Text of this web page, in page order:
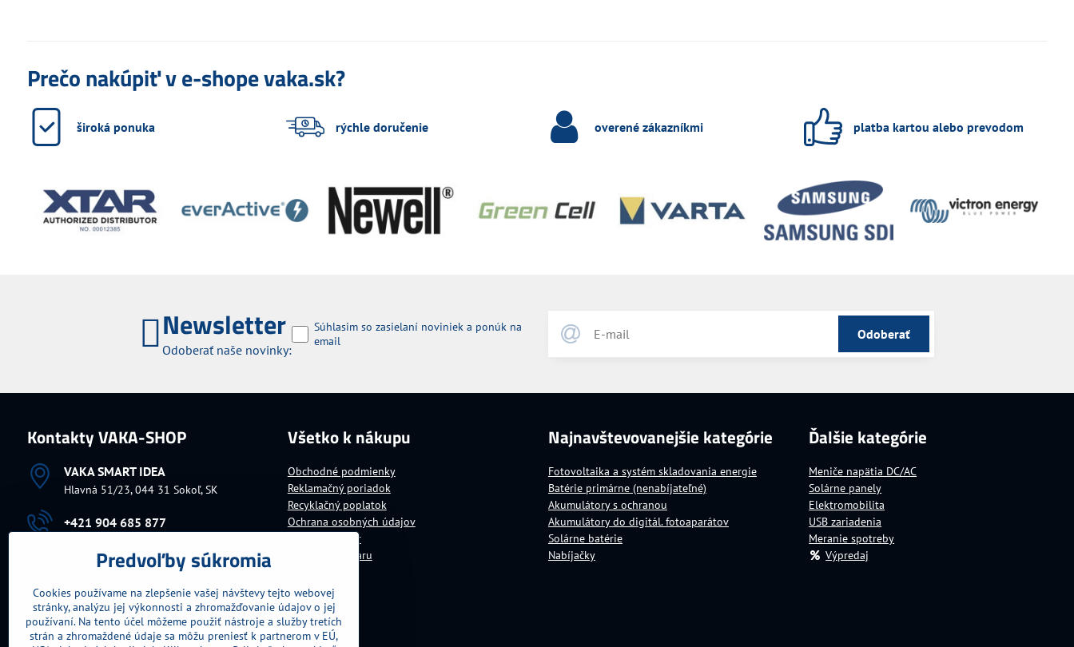
Prečo nakúpiť v e-shope vaka.sk?
široká ponuka rýchle doručenie overené zákazníkmi platba kartou alebo prevodom
Newsletter
Odoberať naše novinky:
Odoberať
Súhlasim so zasielaní noviniek a ponúk na
email
Kontakty VAKA-SHOP
VAKA SMART IDEA
Hlavná 51/23, 044 31 Sokoľ, SK
+421 904 685 877
vaka​@vaka​.sk
Fakturačné údaje
IČO:10699104DIČ:1030726543
IČ DPH:SK1030726543
Všetko k nákupu
Obchodné podmienky
Reklamačný poriadok
Recyklačný poplatok
Ochrana osobných údajov
Platba za tovar
Doručenie tovaru
Najnavštevovanejšie kategórie
Fotovoltaika a systém skladovania energie
Batérie primárne (nenabíjateľné)
Akumulátory s ochranou
Akumulátory do digitál. fotoaparátov
Solárne batérie
Nabíjačky
Ďalšie kategórie
Meniče napätia DC/AC
Solárne panely
Elektromobilita
USB zariadenia
Meranie spotreby
Výpredaj
Predvoľby súkromia
Cookies používame na zlepšenie vašej návštevy tejto webovej
stránky, analýzu jej výkonnosti a zhromažďovanie údajov o jej
používaní. Na tento účel môžeme použiť nástroje a služby tretích
strán a zhromaždené údaje sa môžu preniesť k partnerom v EÚ,